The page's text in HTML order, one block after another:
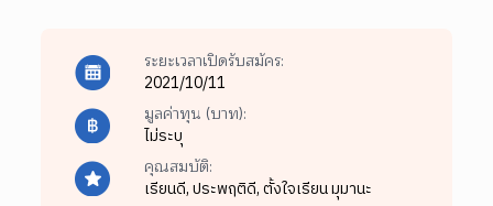
ระยะเวลาเปิดรับสมัคร:
2021/10/11
มูลค่าทุน (บาท):
ไม่ระบุ
คุณสมบัติ:
เรียนดี,ประพฤติดี,ตั้งใจเรียน มุมานะ